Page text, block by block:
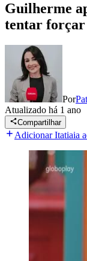
Guilherme
tentar forçar
Por
Atualizado há 1 ano
Compartilhar
Adicionar Itatiaia